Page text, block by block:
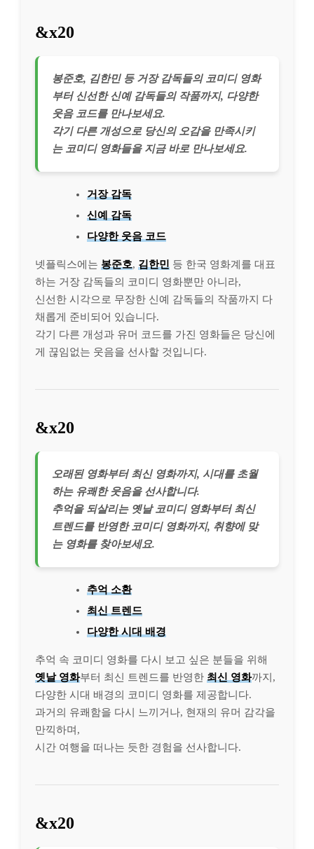
&x20
봉준호, 김한민 등 거장 감독들의 코미디 영화
부터 신선한 신예 감독들의 작품까지, 다양한
웃음 코드를 만나보세요.
각기 다른 개성으로 당신의 오감을 만족시키
는 코미디 영화들을 지금 바로 만나보세요.
거장 감독
신예 감독
다양한 웃음 코드
넷플릭스에는 봉준호, 김한민 등 한국 영화계를 대표
하는 거장 감독들의 코미디 영화뿐만 아니라,
신선한 시각으로 무장한 신예 감독들의 작품까지 다
채롭게 준비되어 있습니다.
각기 다른 개성과 유머 코드를 가진 영화들은 당신에
게 끊임없는 웃음을 선사할 것입니다.
&x20
오래된 영화부터 최신 영화까지, 시대를 초월
하는 유쾌한 웃음을 선사합니다.
추억을 되살리는 옛날 코미디 영화부터 최신
트렌드를 반영한 코미디 영화까지, 취향에 맞
는 영화를 찾아보세요.
추억 소환
최신 트렌드
다양한 시대 배경
추억 속 코미디 영화를 다시 보고 싶은 분들을 위해
옛날 영화부터 최신 트렌드를 반영한 최신 영화까지,
다양한 시대 배경의 코미디 영화를 제공합니다.
과거의 유쾌함을 다시 느끼거나, 현재의 유머 감각을
만끽하며,
시간 여행을 떠나는 듯한 경험을 선사합니다.
&x20